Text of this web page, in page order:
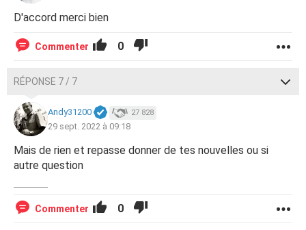
D'accord merci bien
Commenter 0
RÉPONSE 7 / 7
Andy31200 27 828
29 sept. 2022 à 09:18
Mais de rien et repasse donner de tes nouvelles ou si
autre question
Commenter 0